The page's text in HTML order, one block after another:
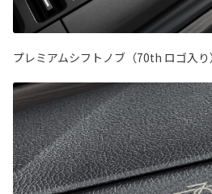
プレミアムシフトノブ（70th ロゴ入り）